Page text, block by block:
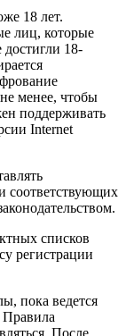
18 лет.
лиц, которые
18-
менее, чтобы
поддерживать
Internet
соответствующих
списков
регистрации
пока ведется
После